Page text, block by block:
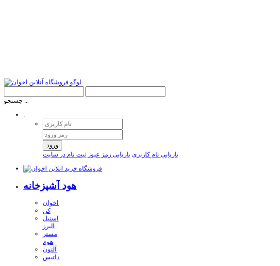
جستجو ...
.
ورود
بازیابی نام کاربری بازیابی رمز عبور ثبت نام در سایت
هود آشپزخانه
اخوان
کن
استیل
البرز
مستر
هوم
آلتون
داتیس